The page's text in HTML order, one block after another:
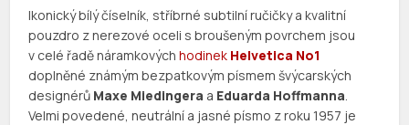
Ikonický bílý číselník, stříbrné subtilní ručičky a kvalitní
pouzdro z nerezové oceli s broušeným povrchem jsou
v celé řadě náramkovýchhodinek Helvetica No1
doplněné známým bezpatkovým písmem švýcarských
designérů Maxe Miedingera a Eduarda Hoffmanna.
Velmi povedené, neutrální a jasné písmo z roku 1957 je